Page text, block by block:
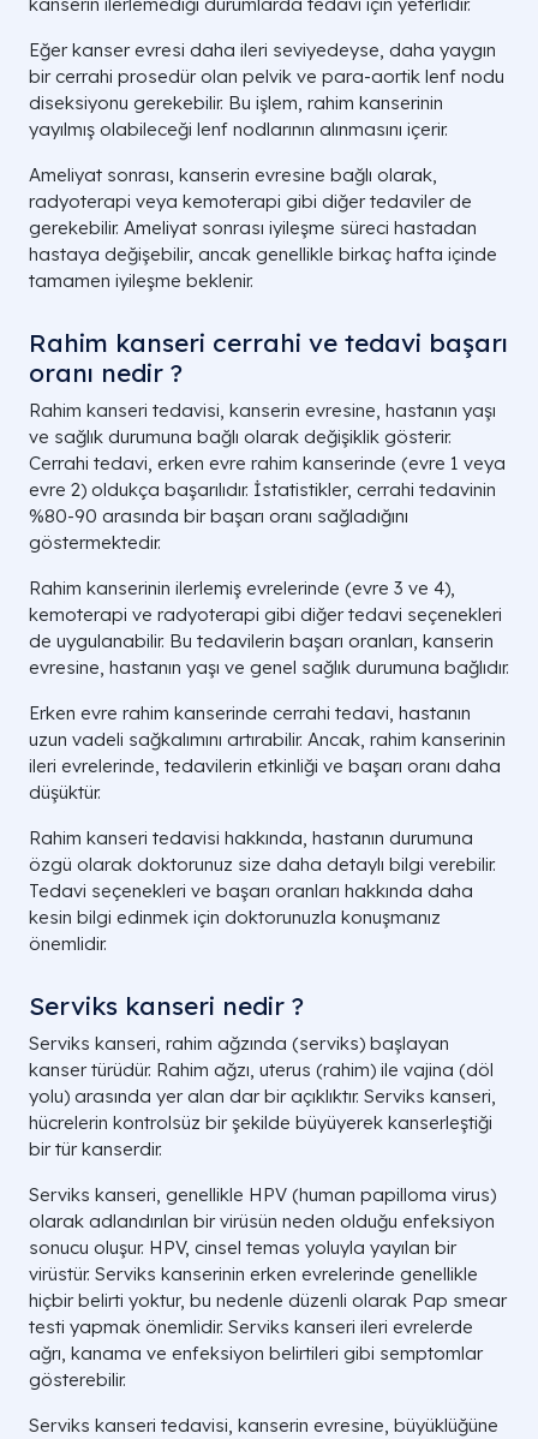
Eğer kanser evresi daha ileri seviyedeyse, daha yaygın
bir cerrahi prosedür olan pelvik ve para-aortik lenf nodu
diseksiyonu gerekebilir. Bu işlem, rahim kanserinin
yayılmış olabileceği lenf nodlarının alınmasını içerir.
Ameliyat sonrası, kanserin evresine bağlı olarak,
radyoterapi veya kemoterapi gibi diğer tedaviler de
gerekebilir. Ameliyat sonrası iyileşme süreci hastadan
hastaya değişebilir, ancak genellikle birkaç hafta içinde
tamamen iyileşme beklenir.
Rahim kanseri cerrahi ve tedavi başarı
oranı nedir ?
Rahim kanseri tedavisi, kanserin evresine, hastanın yaşı
ve sağlık durumuna bağlı olarak değişiklik gösterir.
Cerrahi tedavi, erken evre rahim kanserinde (evre 1 veya
evre 2) oldukça başarılıdır. İstatistikler, cerrahi tedavinin
%80-90 arasında bir başarı oranı sağladığını
göstermektedir.
Rahim kanserinin ilerlemiş evrelerinde (evre 3 ve 4),
kemoterapi ve radyoterapi gibi diğer tedavi seçenekleri
de uygulanabilir. Bu tedavilerin başarı oranları, kanserin
evresine, hastanın yaşı ve genel sağlık durumuna bağlıdır.
Erken evre rahim kanserinde cerrahi tedavi, hastanın
uzun vadeli sağkalımını artırabilir. Ancak, rahim kanserinin
ileri evrelerinde, tedavilerin etkinliği ve başarı oranı daha
düşüktür.
Rahim kanseri tedavisi hakkında, hastanın durumuna
özgü olarak doktorunuz size daha detaylı bilgi verebilir.
Tedavi seçenekleri ve başarı oranları hakkında daha
kesin bilgi edinmek için doktorunuzla konuşmanız
önemlidir.
Serviks kanseri nedir ?
Serviks kanseri, rahim ağzında (serviks) başlayan
kanser türüdür. Rahim ağzı, uterus (rahim) ile vajina (döl
yolu) arasında yer alan dar bir açıklıktır. Serviks kanseri,
hücrelerin kontrolsüz bir şekilde büyüyerek kanserleştiği
bir tür kanserdir.
Serviks kanseri, genellikle HPV (human papilloma virus)
olarak adlandırılan bir virüsün neden olduğu enfeksiyon
sonucu oluşur. HPV, cinsel temas yoluyla yayılan bir
virüstür. Serviks kanserinin erken evrelerinde genellikle
hiçbir belirti yoktur, bu nedenle düzenli olarak Pap smear
testi yapmak önemlidir. Serviks kanseri ileri evrelerde
ağrı, kanama ve enfeksiyon belirtileri gibi semptomlar
gösterebilir.
Serviks kanseri tedavisi, kanserin evresine, büyüklüğüne